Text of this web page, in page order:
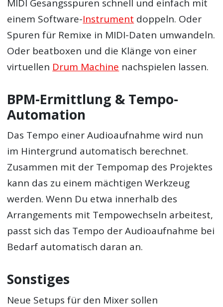
MIDI Gesangsspuren schnell und einfach mit
einem Software-Instrument doppeln. Oder
Spuren für Remixe in MIDI-Daten umwandeln.
Oder beatboxen und die Klänge von einer
virtuellen Drum Machine nachspielen lassen.
BPM-Ermittlung & Tempo-
Automation
Das Tempo einer Audioaufnahme wird nun
im Hintergrund automatisch berechnet.
Zusammen mit der Tempomap des Projektes
kann das zu einem mächtigen Werkzeug
werden. Wenn Du etwa innerhalb des
Arrangements mit Tempowechseln arbeitest,
passt sich das Tempo der Audioaufnahme bei
Bedarf automatisch daran an.
Sonstiges
Neue Setups für den Mixer sollen